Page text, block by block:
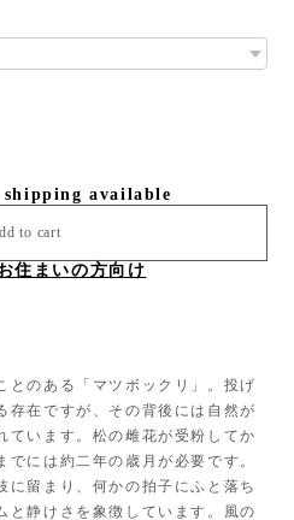
available
to cart
住まいの方向け
とのある「マツボックリ」。投げ
存在ですが、その背後には自然が
ています。松の雌花が受粉してか
には約二年の歳月が必要です。
に留まり、何かの拍子にふと落ち
と静けさを象徴しています。風の